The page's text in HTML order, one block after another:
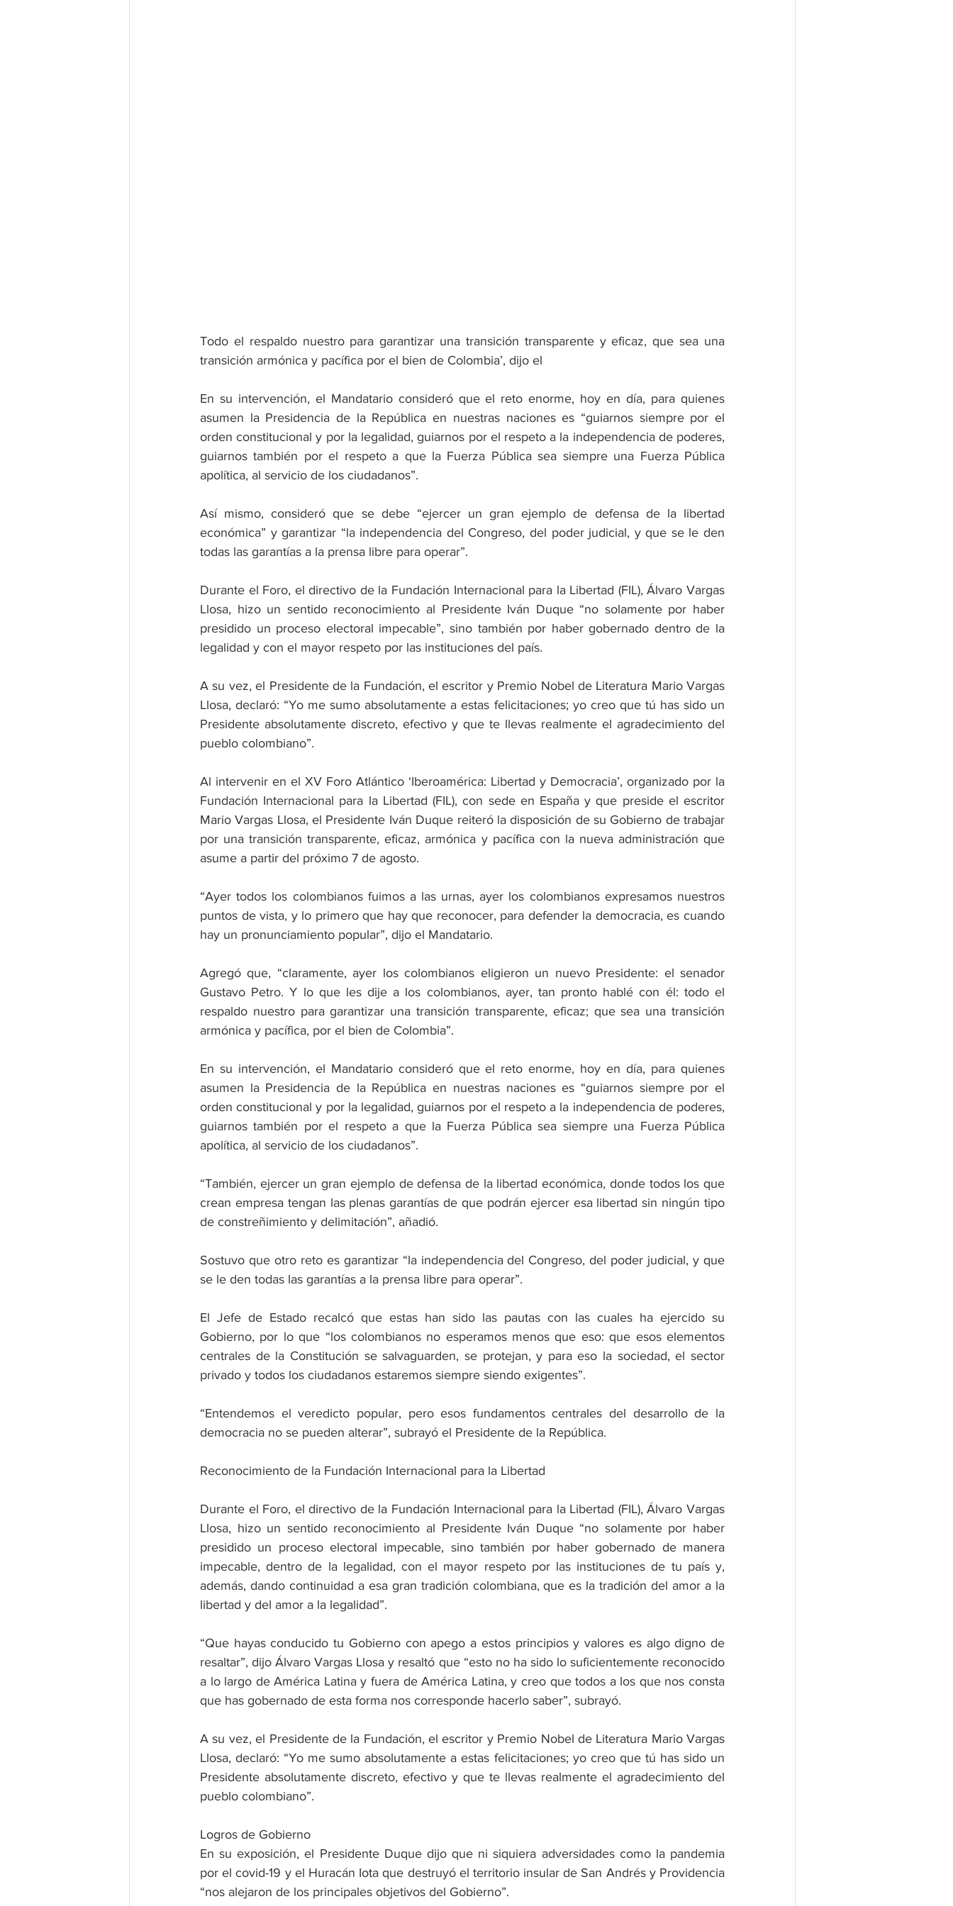
Todo el respaldo nuestro para garantizar una transición transparente y eficaz, que sea una
transición armónica y pacífica por el bien de Colombia’, dijo el
En su intervención, el Mandatario consideró que el reto enorme, hoy en día, para quienes
asumen la Presidencia de la República en nuestras naciones es “guiarnos siempre por el
orden constitucional y por la legalidad, guiarnos por el respeto a la independencia de poderes,
guiarnos también por el respeto a que la Fuerza Pública sea siempre una Fuerza Pública
apolítica, al servicio de los ciudadanos”.
Así mismo, consideró que se debe “ejercer un gran ejemplo de defensa de la libertad
económica” y garantizar “la independencia del Congreso, del poder judicial, y que se le den
todas las garantías a la prensa libre para operar”.
Durante el Foro, el directivo de la Fundación Internacional para la Libertad (FIL), Álvaro Vargas
Llosa, hizo un sentido reconocimiento al Presidente Iván Duque “no solamente por haber
presidido un proceso electoral impecable”, sino también por haber gobernado dentro de la
legalidad y con el mayor respeto por las instituciones del país.
A su vez, el Presidente de la Fundación, el escritor y Premio Nobel de Literatura Mario Vargas
Llosa, declaró: “Yo me sumo absolutamente a estas felicitaciones; yo creo que tú has sido un
Presidente absolutamente discreto, efectivo y que te llevas realmente el agradecimiento del
pueblo colombiano”.
Al intervenir en el XV Foro Atlántico ‘Iberoamérica: Libertad y Democracia’, organizado por la
Fundación Internacional para la Libertad (FIL), con sede en España y que preside el escritor
Mario Vargas Llosa, el Presidente Iván Duque reiteró la disposición de su Gobierno de trabajar
por una transición transparente, eficaz, armónica y pacífica con la nueva administración que
asume a partir del próximo 7 de agosto.
“Ayer todos los colombianos fuimos a las urnas, ayer los colombianos expresamos nuestros
puntos de vista, y lo primero que hay que reconocer, para defender la democracia, es cuando
hay un pronunciamiento popular”, dijo el Mandatario.
Agregó que, “claramente, ayer los colombianos eligieron un nuevo Presidente: el senador
Gustavo Petro. Y lo que les dije a los colombianos, ayer, tan pronto hablé con él: todo el
respaldo nuestro para garantizar una transición transparente, eficaz; que sea una transición
armónica y pacífica, por el bien de Colombia”.
En su intervención, el Mandatario consideró que el reto enorme, hoy en día, para quienes
asumen la Presidencia de la República en nuestras naciones es “guiarnos siempre por el
orden constitucional y por la legalidad, guiarnos por el respeto a la independencia de poderes,
guiarnos también por el respeto a que la Fuerza Pública sea siempre una Fuerza Pública
apolítica, al servicio de los ciudadanos”.
“También, ejercer un gran ejemplo de defensa de la libertad económica, donde todos los que
crean empresa tengan las plenas garantías de que podrán ejercer esa libertad sin ningún tipo
de constreñimiento y delimitación”, añadió.
Sostuvo que otro reto es garantizar “la independencia del Congreso, del poder judicial, y que
se le den todas las garantías a la prensa libre para operar”.
El Jefe de Estado recalcó que estas han sido las pautas con las cuales ha ejercido su
Gobierno, por lo que “los colombianos no esperamos menos que eso: que esos elementos
centrales de la Constitución se salvaguarden, se protejan, y para eso la sociedad, el sector
privado y todos los ciudadanos estaremos siempre siendo exigentes”.
“Entendemos el veredicto popular, pero esos fundamentos centrales del desarrollo de la
democracia no se pueden alterar”, subrayó el Presidente de la República.
Reconocimiento de la Fundación Internacional para la Libertad
Durante el Foro, el directivo de la Fundación Internacional para la Libertad (FIL), Álvaro Vargas
Llosa, hizo un sentido reconocimiento al Presidente Iván Duque “no solamente por haber
presidido un proceso electoral impecable, sino también por haber gobernado de manera
impecable, dentro de la legalidad, con el mayor respeto por las instituciones de tu país y,
además, dando continuidad a esa gran tradición colombiana, que es la tradición del amor a la
libertad y del amor a la legalidad”.
“Que hayas conducido tu Gobierno con apego a estos principios y valores es algo digno de
resaltar”, dijo Álvaro Vargas Llosa y resaltó que “esto no ha sido lo suficientemente reconocido
a lo largo de América Latina y fuera de América Latina, y creo que todos a los que nos consta
que has gobernado de esta forma nos corresponde hacerlo saber”, subrayó.
A su vez, el Presidente de la Fundación, el escritor y Premio Nobel de Literatura Mario Vargas
Llosa, declaró: “Yo me sumo absolutamente a estas felicitaciones; yo creo que tú has sido un
Presidente absolutamente discreto, efectivo y que te llevas realmente el agradecimiento del
pueblo colombiano”.
Logros de Gobierno
En su exposición, el Presidente Duque dijo que ni siquiera adversidades como la pandemia
por el covid-19 y el Huracán Iota que destruyó el territorio insular de San Andrés y Providencia
“nos alejaron de los principales objetivos del Gobierno”.